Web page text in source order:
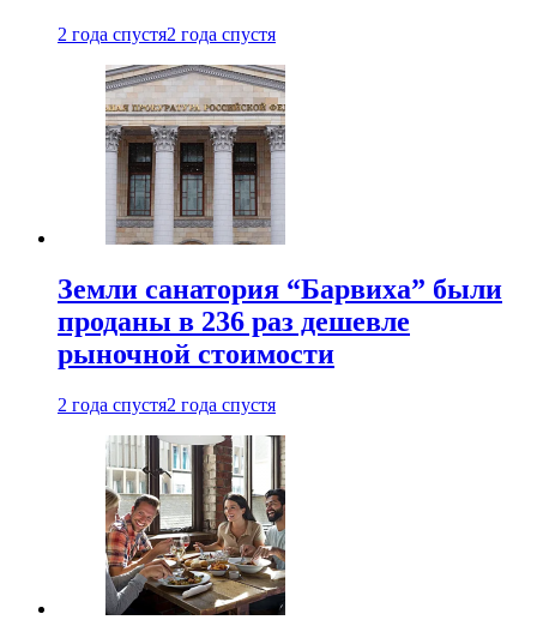
2 года спустя2 года спустя
Земли санатория “Барвиха” были
проданы в 236 раз дешевле
рыночной стоимости
2 года спустя2 года спустя